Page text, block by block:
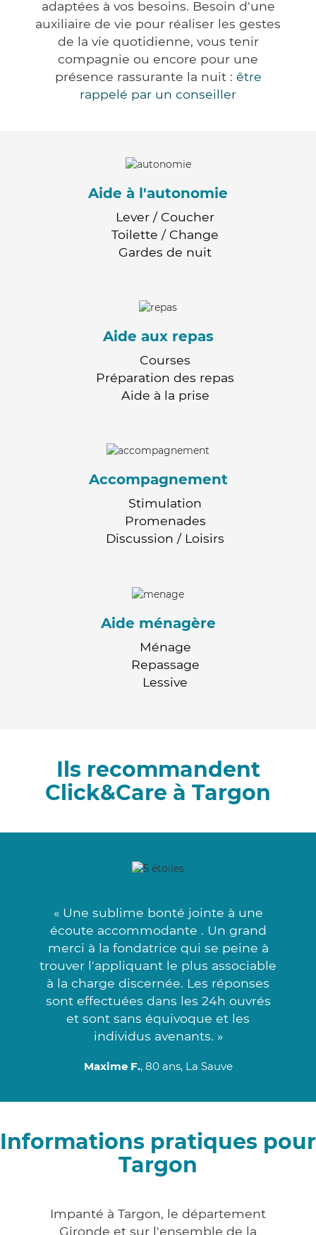
adaptées à vos besoins. Besoin d'une
auxiliaire de vie pour réaliser les gestes
de la vie quotidienne, vous tenir
compagnie ou encore pour une
présence rassurante la nuit : être
rappelé par un conseiller
Aide à l'autonomie
Lever / Coucher
Toilette / Change
Gardes de nuit
Aide aux repas
Courses
Préparation des repas
Aide à la prise
Accompagnement
Stimulation
Promenades
Discussion / Loisirs
Aide ménagère
Ménage
Repassage
Lessive
Ils recommandent
Click&Care à Targon
« Une sublime bonté jointe à une
écoute accommodante . Un grand
merci à la fondatrice qui se peine à
trouver l'appliquant le plus associable
à la charge discernée. Les réponses
sont effectuées dans les 24h ouvrés
et sont sans équivoque et les
individus avenants. »
Maxime F., 80 ans, La Sauve
Informations pratiques pour
Targon
Impanté à Targon, le département
Gironde et sur l'ensemble de la